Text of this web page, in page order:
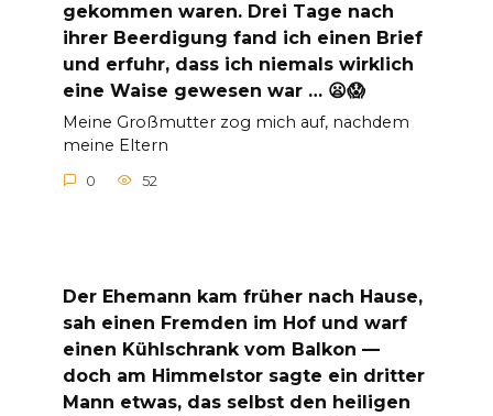
gekommen waren. Drei Tage nach
ihrer Beerdigung fand ich einen Brief
und erfuhr, dass ich niemals wirklich
eine Waise gewesen war … 😦😱
Meine Großmutter zog mich auf, nachdem
meine Eltern
0 52
Der Ehemann kam früher nach Hause,
sah einen Fremden im Hof und warf
einen Kühlschrank vom Balkon —
doch am Himmelstor sagte ein dritter
Mann etwas, das selbst den heiligen